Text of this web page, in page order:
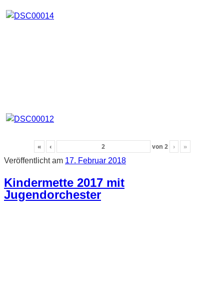
« ‹ von 2 ›
»
Veröffentlicht am 17. Februar 2018
Kindermette 2017 mit
Jugendorchester